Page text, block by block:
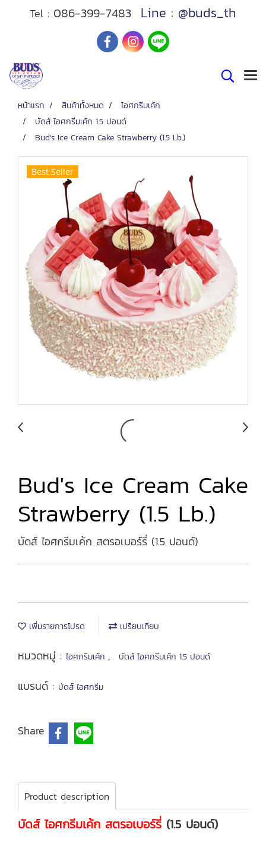
Tel : 086-399-7483 Line : @buds_th
หน้าแรก สินค้าทั้งหมด
ไอศกรีมเค้ก
บัดส์ ไอศกรีมเค้ก 1.5 ปอนด์
Bud's Ice Cream Cake Strawberry (1.5 Lb.)
Best Seller
Bud's Ice Cream Cake
Strawberry (1.5 Lb.)
บัดส์ ไอศกรีมเค้ก สตรอเบอร์รี่ (1.5 ปอนด์)
เพิ่มรายการโปรด เปรียบเทียบ
หมวดหมู่ : ไอศกรีมเค้ก , บัดส์ ไอศกรีมเค้ก 1.5 ปอนด์
แบรนด์ : บัดส์ ไอศกรีม
Share
Product description
บัดส์ ไอศกรีมเค้ก สตรอเบอร์รี่ (1.5 ปอนด์)